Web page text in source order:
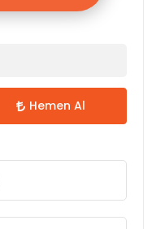
Hemen Al